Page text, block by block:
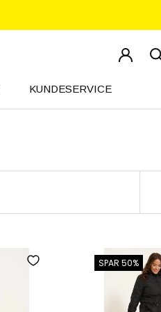
KUNDESERVICE
SPAR 50%